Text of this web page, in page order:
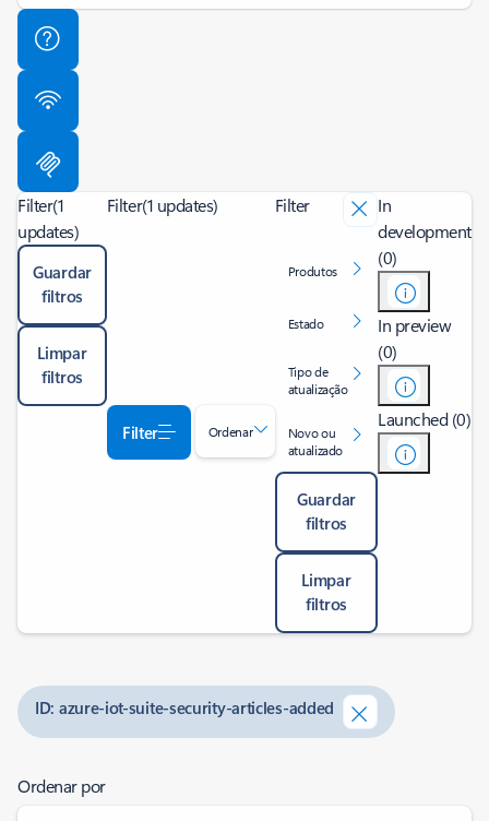
Filter(1
updates)
Guardar
filtros
Limpar
filtros
Filter(1 updates)
Filter Ordenar
Filter
Produtos
Estado
Tipo de
atualização
Novo ou
atualizado
Guardar
filtros
Limpar
filtros
In
development
(0)
In preview
(0)
Launched (0)
ID: azure-iot-suite-security-articles-added
Ordenar por